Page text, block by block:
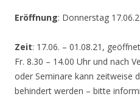
Eröffnung: Donnerstag
Zeit: 17.06. – 01.08.21,
Fr. 8.30 – 14.00 Uhr und nach
oder Seminare kann zeitweise
behindert werden – bitte